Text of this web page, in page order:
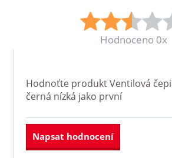
Hodnoceno 0x
Hodnoťte produktVentilová
černá nízká jako první
Napsat hodnocení